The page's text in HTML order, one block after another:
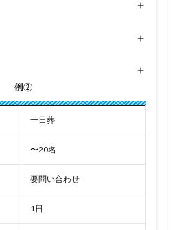
+
+
+
例②
一日葬
〜20名
要問い合わせ
1日